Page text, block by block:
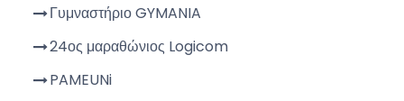
Γυμναστήριο GYMANIA
24ος μαραθώνιος Logicom
PAMEUNi